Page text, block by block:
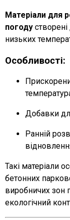
Матеріали для
погоду
низьких
Особливості:
Добавки
Ранній
Такі матеріали
бетонних
виробничих зон
екологічний